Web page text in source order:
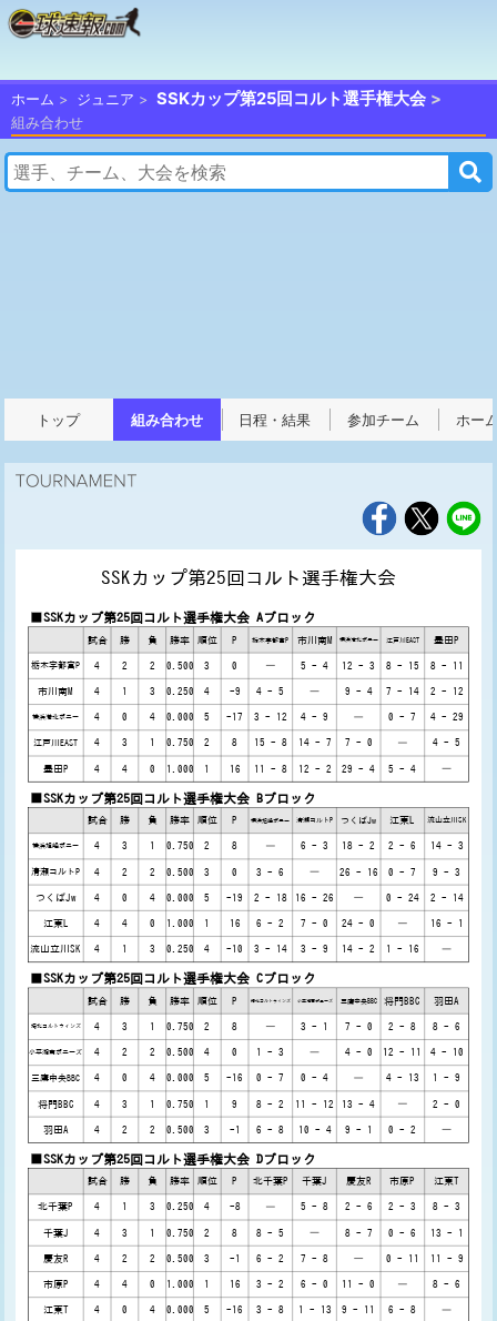
ホーム ジュニア SSKカップ第25回コルト選手権大会
組み合わせ
トップ 組み合わせ 日程・結果 参加チーム ホー